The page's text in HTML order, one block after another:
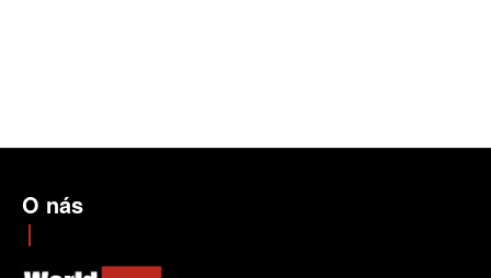
O nás